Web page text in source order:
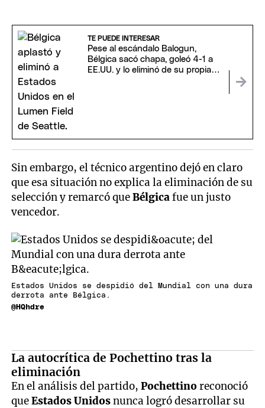
TE PUEDE INTERESAR
Pese al escándalo Balogun,
Bélgica sacó chapa, goleó 4-1 a
EE.UU. y lo eliminó de su propia
Sin embargo, el técnico argentino dejó en claro
que esa situación no explica la eliminación de su
selección y remarcó queBélgicafue un justo
vencedor.
Estados Unidos se despidió del Mundial con una dura
derrota ante Bélgica.
@HQhdre
La autocrítica de Pochettino tras la
eliminación
En el análisis del partido,Pochettinoreconoció
queEstados Unidosnunca logró desarrollar su